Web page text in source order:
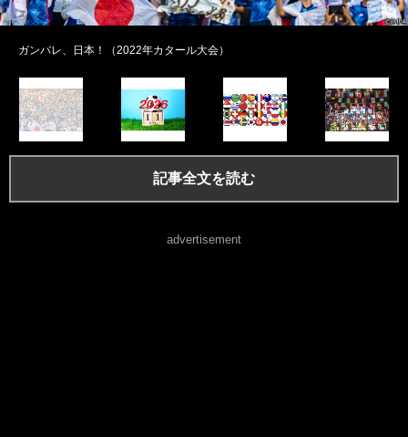
ガンバレ、日本！（2022年カタール大会）
記事全文を読む
advertisement